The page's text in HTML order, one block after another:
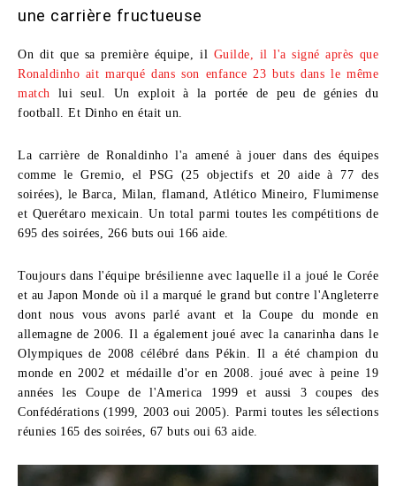
une carrière fructueuse
On dit que sa première équipe, il Guilde, il l'a signé après que
Ronaldinho ait marqué dans son enfance 23 buts dans le même
match lui seul. Un exploit à la portée de peu de génies du
football. Et Dinho en était un.
La carrière de Ronaldinho l'a amené à jouer dans des équipes
comme le Gremio, el PSG (25 objectifs et 20 aide à 77 des
soirées) , le Barca, Milan, flamand, Atlético Mineiro, Flumimense
et Querétaro mexicain. Un total parmi toutes les compétitions de
695 des soirées
266 buts oui 166 aide
Toujours dans l'équipe brésilienne avec laquelle il a joué le Corée
et au Japon Monde où il a marqué le grand but contre l'Angleterre
dont nous vous avons parlé avant et la Coupe du monde en
allemagne de 2006 . Il a également joué avec la canarinha dans le
Olympiques de 2008 célébré dansPékin
. Il a été champion du
monde en 2002 et médaille d'or en 2008. joué avec à peine 19
années les Coupe de l'America 1999 et aussi 3 coupes des
Confédérations (1999, 2003 oui 2005). Parmi toutes les sélections
réunies 165 des soirées 67 buts oui 63 aide